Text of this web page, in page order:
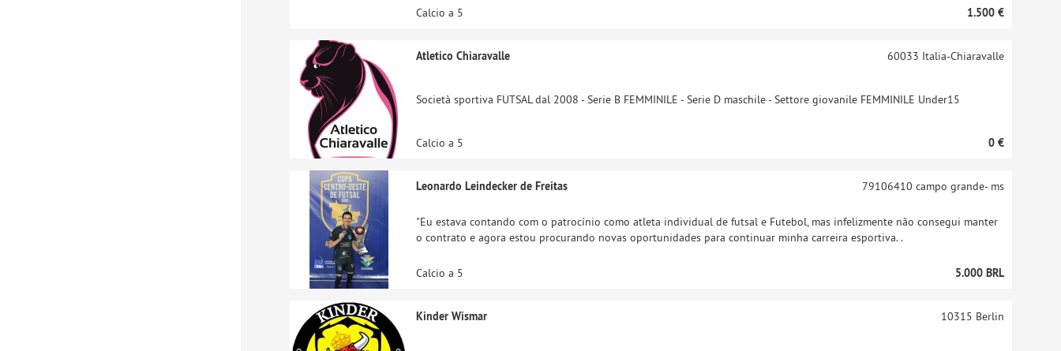
Calcio a 5 1.500 €
Atletico Chiaravalle
Società sportiva FUTSAL dal 2008 - Serie B FEMMINILE - Serie D maschile - Settore giovanile FEMMINILE Under15
60033 Italia-Chiaravalle
Calcio a 5 0 €
Leonardo Leindecker de Freitas
"Eu estava contando com o patrocínio como atleta individual de futsal e Futebol, mas infelizmente não consegui manter
o contrato e agora estou procurando novas oportunidades para continuar minha carreira esportiva. .
79106410 campo grande- ms
Calcio a 5 5.000 BRL
Kinder Wismar 10315 Berlin